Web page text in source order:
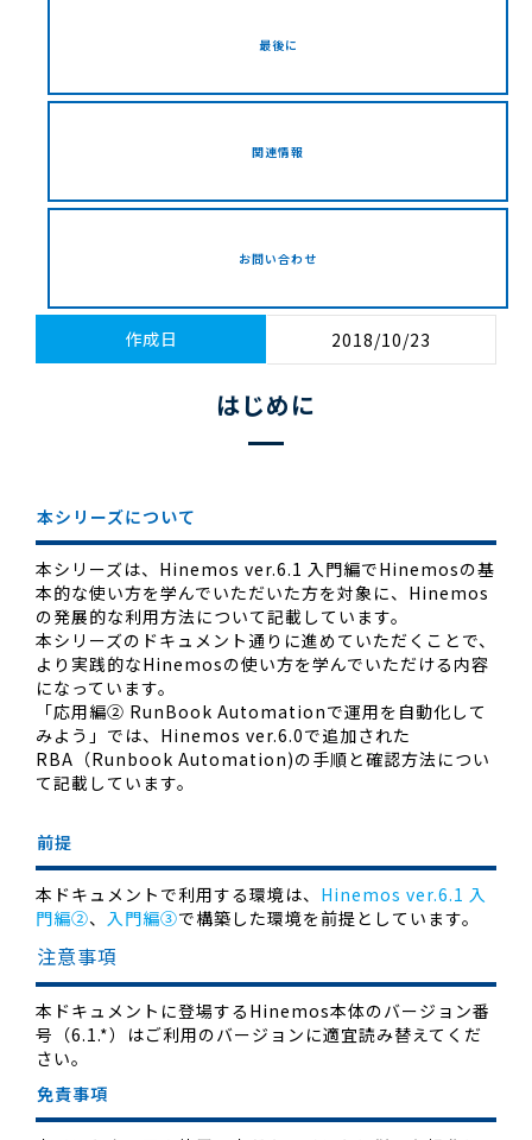
最後に
関連情報
お問い合わせ
作成日 2018/10/23
はじめに
本シリーズについて
本シリーズは、Hinemos ver.6.1 入門編でHinemosの基
本的な使い方を学んでいただいた方を対象に、Hinemos
の発展的な利用方法について記載しています。
本シリーズのドキュメント通りに進めていただくことで、
より実践的なHinemosの使い方を学んでいただける内容
になっています。
「応用編② RunBook Automationで運用を自動化して
みよう」では、Hinemos ver.6.0で追加された
RBA（Runbook Automation)の手順と確認方法につい
て記載しています。
前提
本ドキュメントで利用する環境は、 Hinemos ver.6.1 入
門編②、 入門編③で構築した環境を前提としています。
注意事項
本ドキュメントに登場するHinemos本体のバージョン番
号（6.1.*）はご利用のバージョンに適宜読み替えてくだ
さい。
免責事項